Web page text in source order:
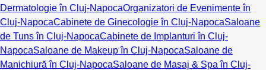
Dermatologie în Cluj-NapocaOrganizatori de Evenimente în
Cluj-NapocaCabinete de Ginecologie în Cluj-NapocaSaloane
de Tuns în Cluj-NapocaCabinete de Implanturi în Cluj-
NapocaSaloane de Makeup în Cluj-NapocaSaloane de
Manichiură în Cluj-NapocaSaloane de Masaj & Spa în Cluj-